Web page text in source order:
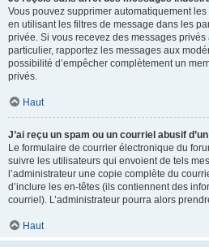
Vous pouvez supprimer automatiquement
en utilisant les filtres de message dans les
privée. Si vous recevez des messages privés
particulier, rapportez les messages aux
possibilité d’empêcher complètement un
privés.
Haut
J’ai reçu un spam ou un courriel abusif
Le formulaire de courrier électronique du
suivre les utilisateurs qui envoient de tels
l’administrateur une copie complète du
d’inclure les en-têtes (ils contiennent des
courriel). L’administrateur pourra alors
Haut